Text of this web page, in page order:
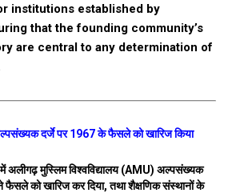
institutions established by
that the founding community’s
are central to any determination of
दर्जे पर 1967 के फैसले को खारिज किया
में अलीगढ़ मुस्लिम विश्वविद्यालय (AMU) अल्पसंख्यक
फैसले को खारिज कर दिया, तथा शैक्षणिक संस्थानों के